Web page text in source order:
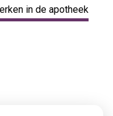
in de apotheek